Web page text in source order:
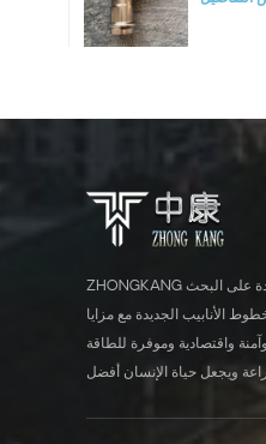
pipe
ASTM
tube
ZHONGKANG كمورد لـ تركز حلول خطوط الأنابيب الجديدة على البحث
الأنابيب الجديدة مع مزايا
واقتصادية وموفرة للطاقة